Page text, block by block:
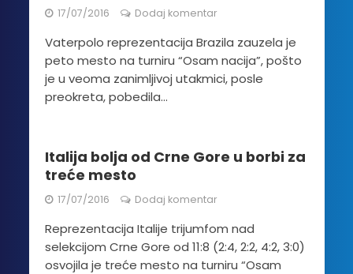
17/07/2016 Dodaj komentar
Vaterpolo reprezentacija Brazila zauzela je
peto mesto na turniru “Osam nacija”, pošto
je u veoma zanimljivoj utakmici, posle
preokreta, pobedila...
Italija bolja od Crne Gore u borbi za
treće mesto
17/07/2016 Dodaj komentar
Reprezentacija Italije trijumfom nad
selekcijom Crne Gore od 11:8 (2:4, 2:2, 4:2, 3:0)
osvojila je treće mesto na turniru “Osam